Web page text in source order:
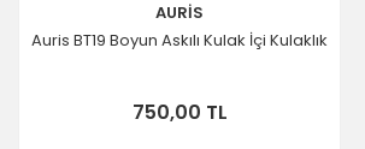
AURİS
Auris BT19 Boyun Askılı Kulak İçi Kulaklık
750,00 TL